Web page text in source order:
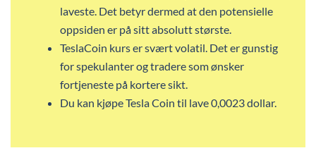
laveste. Det betyr dermed at den potensielle
oppsiden er på sitt absolutt største.
TeslaCoin kurs er svært volatil. Det er gunstig
for spekulanter og tradere som ønsker
fortjeneste på kortere sikt.
Du kan kjøpe Tesla Coin til lave 0,0023 dollar.